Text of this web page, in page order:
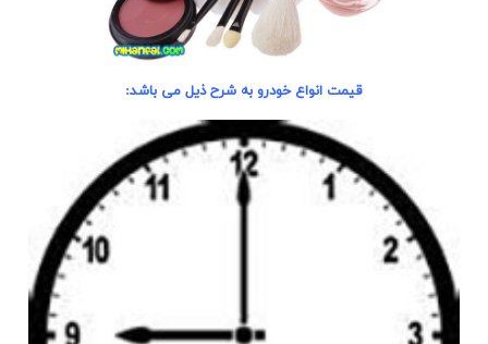
قیمت انواع خودرو به شرح ذیل می باشد: